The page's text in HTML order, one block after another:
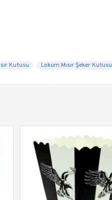
Kutusu Lokum Mısır Şeker Kutusu